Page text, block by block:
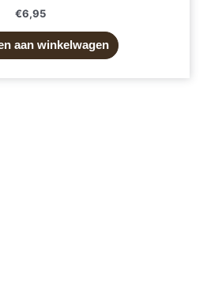
€6,95
aan winkelwagen